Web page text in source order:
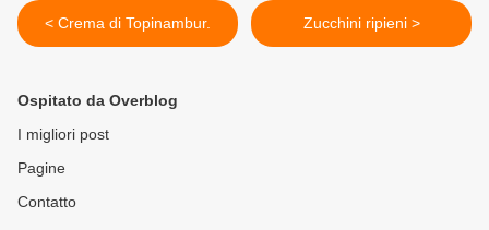
< Crema di Topinambur. Zucchini ripieni >
Ospitato da Overblog
I migliori post
Pagine
Contatto